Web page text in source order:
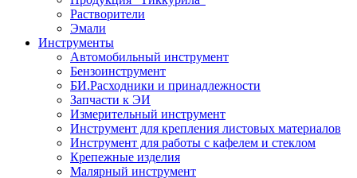
Растворители
Эмали
Инструменты
Автомобильный инструмент
Бензоинструмент
БИ.Расходники и принадлежности
Запчасти к ЭИ
Измерительный инструмент
Инструмент для крепления листовых материалов
Инструмент для работы с кафелем и стеклом
Крепежные изделия
Малярный инструмент